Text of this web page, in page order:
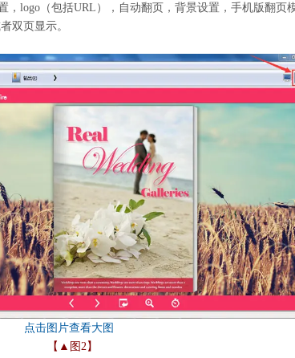
，logo（包括URL），自动翻页，背景设置，手机版翻页
双页显示。
【▲图2】